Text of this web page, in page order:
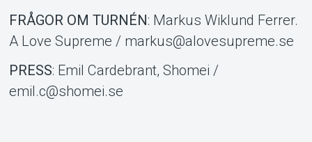
FRÅGOR OM TURNÉN: Markus Wiklund Ferrer.
A Love Supreme / markus@alovesupreme.se
PRESS: Emil Cardebrant, Shomei /
emil.c@shomei.se